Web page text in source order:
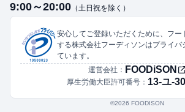
9:00～20:00 （土日祝を除く）
安心してご登録いただくために、フー
する株式会社フーディソンはプライバ
ています。
運営会社： FOODiSON
厚生労働大臣許可番号： 13-ユ-
©︎2026 FOODISON